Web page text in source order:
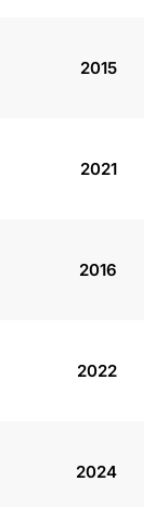
2015
2021
2016
2022
2024